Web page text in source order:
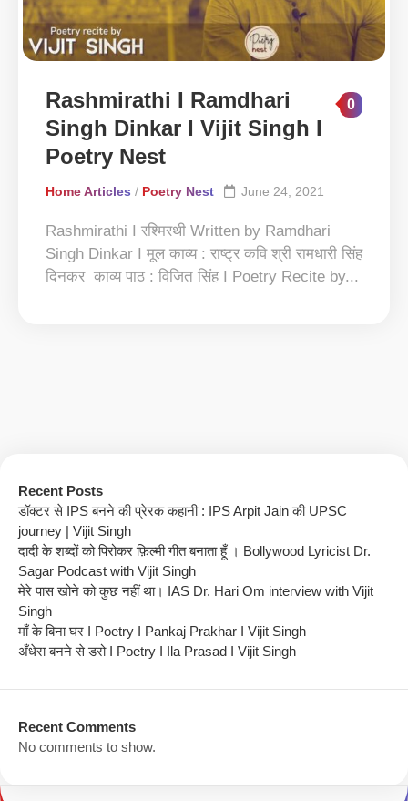
Rashmirathi I Ramdhari
Singh Dinkar I Vijit Singh I
Poetry Nest
0
Home Articles / Poetry Nest June 24, 2021
Rashmirathi I रश्मिरथी Written by Ramdhari
Singh Dinkar I मूल काव्य : राष्ट्र कवि श्री रामधारी सिंह
दिनकर काव्य पाठ : विजित सिंह I Poetry Recite by...
Recent Posts
डॉक्टर से IPS बनने की प्रेरक कहानी : IPS Arpit Jain की UPSC
journey | Vijit Singh
दादी के शब्दों को पिरोकर फ़िल्मी गीत बनाता हूँ । Bollywood Lyricist Dr.
Sagar Podcast with Vijit Singh
मेरे पास खोने को कुछ नहीं था। IAS Dr. Hari Om interview with Vijit
Singh
माँ के बिना घर I Poetry I Pankaj Prakhar I Vijit Singh
अँधेरा बनने से डरो I Poetry I Ila Prasad I Vijit Singh
Recent Comments
No comments to show.